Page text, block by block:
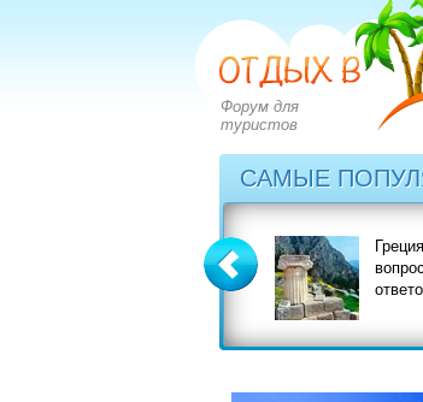
Форум для
туристов
САМЫЕ
Греция
вопросов: 2828
ответов: 3549